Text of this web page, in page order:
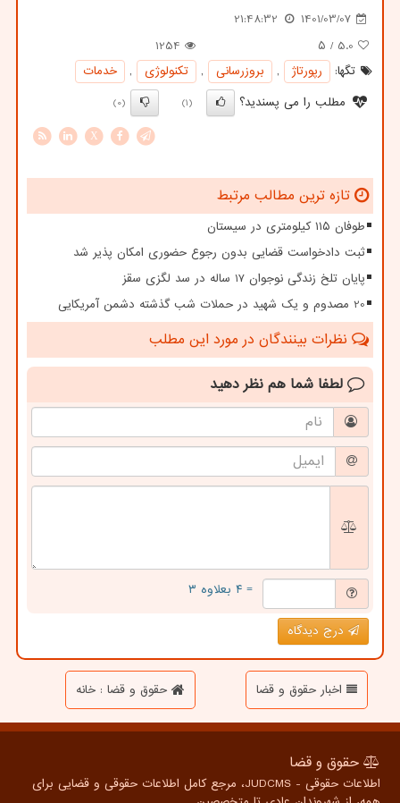
1401/03/07
21:48:32
5.0 / ۵
1254
تگها:
رپورتاژ , بروزرسانی , تكنولوژی ,
خدمات
مطلب را می پسندید؟
(1)
(0)
X
تازه ترین مطالب مرتبط
طوفان ۱۱۵ کیلومتری در سیستان
ثبت دادخواست قضایی بدون رجوع حضوری امکان پذیر شد
پایان تلخ زندگی نوجوان 17 ساله در سد لگزی سقز
20 مصدوم و یک شهید در حملات شب گذشته دشمن آمریکایی
نظرات بینندگان در مورد این مطلب
لطفا شما هم نظر دهید
= ۴ بعلاوه ۳
درج دیدگاه
اخبار حقوق و قضا حقوق و قضا : خانه
حقوق و قضا
اطلاعات حقوقی - JUDCMS، مرجع کامل اطلاعات حقوقی و قضایی برای